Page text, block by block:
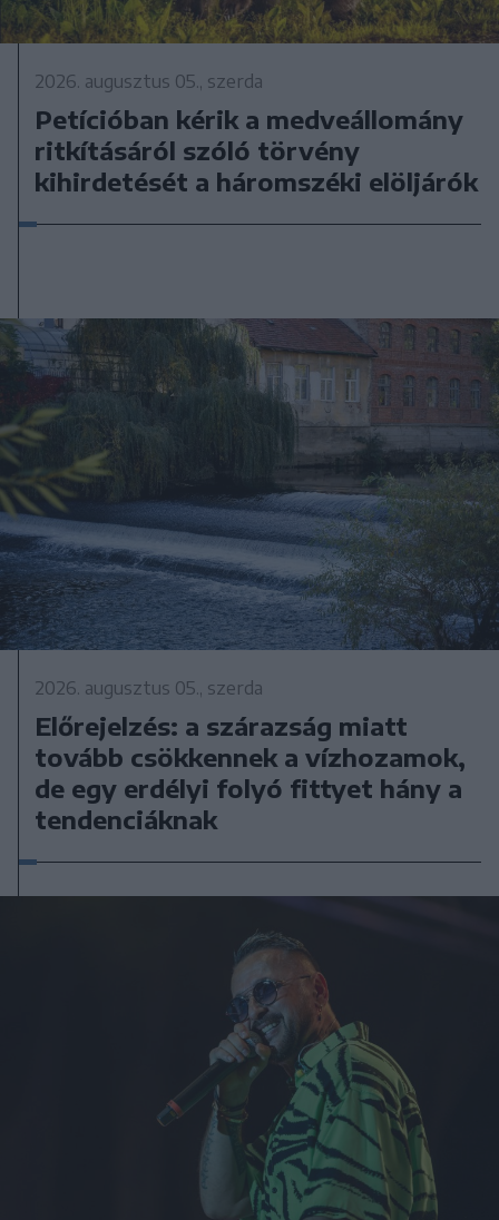
2026. augusztus 05., szerda
Petícióban kérik a medveállomány
ritkításáról szóló törvény
kihirdetését a háromszéki elöljárók
2026. augusztus 05., szerda
Előrejelzés: a szárazság miatt
tovább csökkennek a vízhozamok,
de egy erdélyi folyó fittyet hány a
tendenciáknak